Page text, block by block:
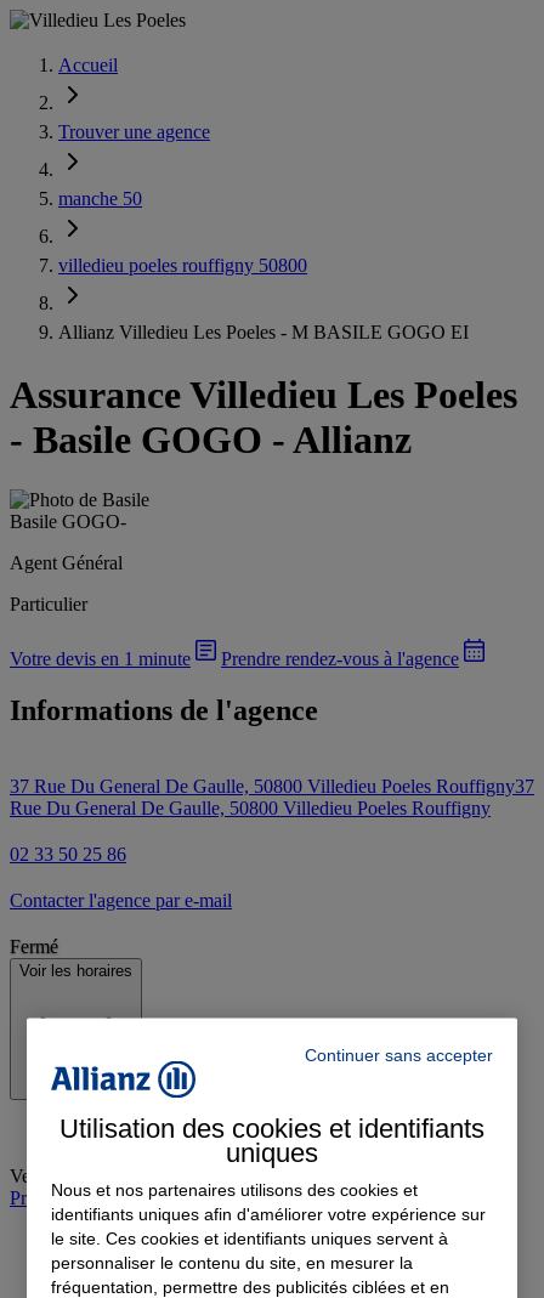
Accueil
Trouver une agence
manche 50
villedieu poeles rouffigny 50800
Allianz Villedieu Les Poeles - M BASILE GOGO EI
Assurance Villedieu Les Poeles
- Basile GOGO - Allianz
Basile GOGO-
Agent Général
Particulier
Votre devis en 1 minute Prendre rendez-vous à l'agence
Informations de l'agence
37 Rue Du General De Gaulle, 50800 Villedieu Poeles Rouffigny37
Rue Du General De Gaulle, 50800 Villedieu Poeles Rouffigny
02 33 50 25 86
Contacter l'agence par e-mail
Fermé
Voir les horaires
Vendredi
Prendre rendez-vous à l'agence
Continuer sans accepter
Utilisation des cookies et identifiants
uniques
Nous et nos partenaires utilisons des cookies et
identifiants uniques afin d'améliorer votre expérience sur
le site. Ces cookies et identifiants uniques servent à
personnaliser le contenu du site, en mesurer la
fréquentation, permettre des publicités ciblées et en